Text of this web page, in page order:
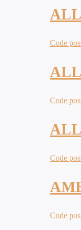
Code
Code
Code
Code